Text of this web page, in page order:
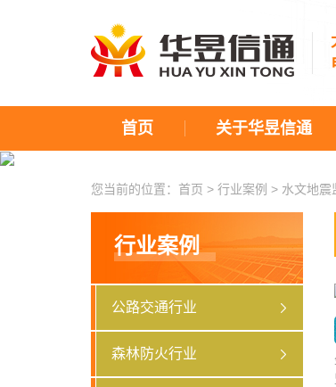
首页 关于华昱信通
您当前的位置： 首页 > 行业案例 > 水文地震
行业案例
公路交通行业
森林防火行业